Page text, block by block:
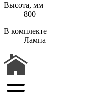
Высота, мм
800
В комплекте
Лампа